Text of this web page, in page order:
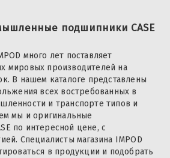
подшипники CASE
много лет поставляет
мировых производителей на
В нашем каталоге представлены
всех востребованных в
и транспорте типов и
мы и оригинальные
по интересной цене, с
Специалисты магазина IMPOD
в продукции и подобрать